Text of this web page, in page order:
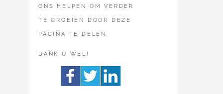
ONS HELPEN OM VERDER
TE GROEIEN DOOR DEZE
PAGINA TE DELEN.
DANK U WEL!